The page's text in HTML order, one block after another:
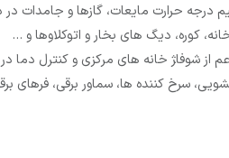
درجه حرارت مایعات، گازها و جامدات
کوره، دیگ های بخار و اتوکلاوها و …
از شوفا‍‍‍ژ خانه های مرکزی و کنترل دما
سرخ کننده ها، سماور برقی، فرهای